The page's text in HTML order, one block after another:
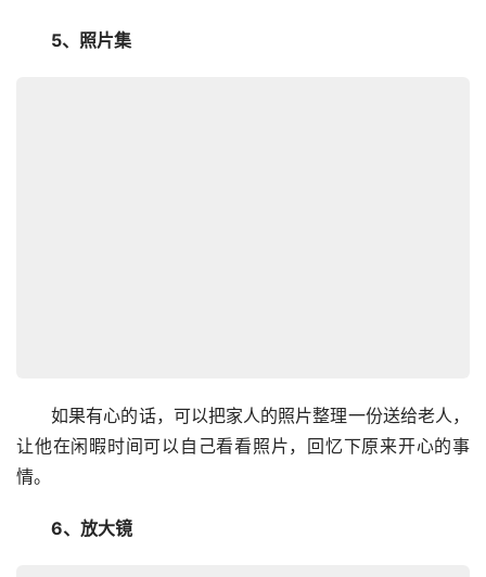
5、照片集
如果有心的话，可以把家人的照片整理一份送给老人，
让他在闲暇时间可以自己看看照片，回忆下原来开心的事
情。
6、放大镜